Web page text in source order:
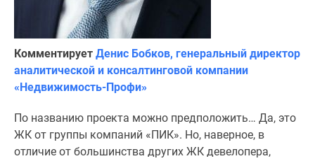
Комментирует Денис Бобков, генеральный директор
аналитической и консалтинговой компании
«Недвижимость-Профи»
По названию проекта можно предположить… Да, это
ЖК от группы компаний «ПИК». Но, наверное, в
отличие от большинства других ЖК девелопера,